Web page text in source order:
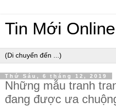
Tin Mới Online
Thứ Sáu, 6 tháng 12, 2019
Những mẫu tranh
đang được ưa